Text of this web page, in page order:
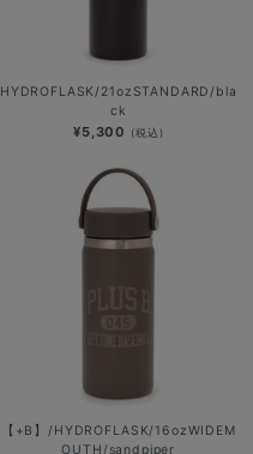
HYDROFLASK/21ozSTANDARD/bla
ck
¥5,300 (税込)
【+B】/HYDROFLASK/16ozWIDEM
OUTH/sandpiper